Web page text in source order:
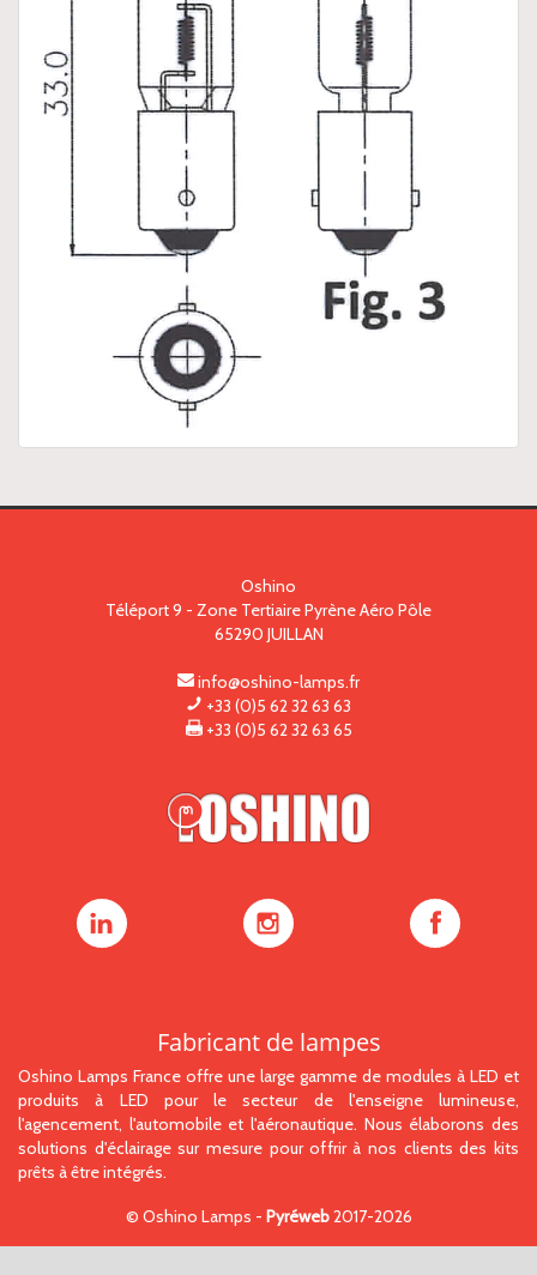
Oshino
Téléport 9 - Zone Tertiaire Pyrène Aéro Pôle
65290 JUILLAN
info@oshino-lamps.fr
+33 (0)5 62 32 63 63
+33 (0)5 62 32 63 65
Oshino
Oshino
Oshino
Fabricant de lampes
Oshino Lamps France offre une large gamme de modules à LED et
produits à LED pour le secteur de l'enseigne lumineuse,
l'agencement, l'automobile et l'aéronautique. Nous élaborons des
solutions d'éclairage sur mesure pour offrir à nos clients des kits
prêts à être intégrés.
© Oshino Lamps - Pyréweb2017-2026